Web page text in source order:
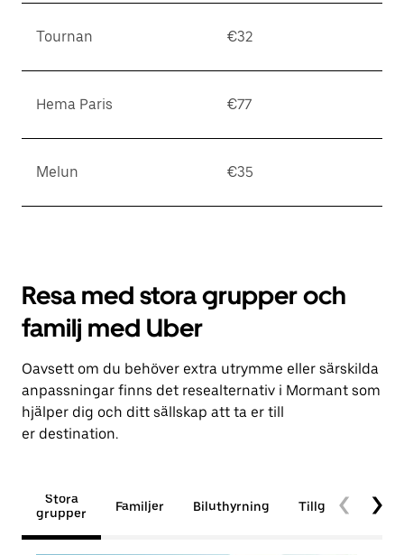
Tournan €32
Hema Paris €77
Melun €35
Resa med stora grupper och
familj med Uber
Oavsett om du behöver extra utrymme eller särskilda
anpassningar finns det resealternativ i Mormant som
hjälper dig och ditt sällskap att ta er till
er destination.
Stora
grupper
Familjer Biluthyrning Tillgänglighet